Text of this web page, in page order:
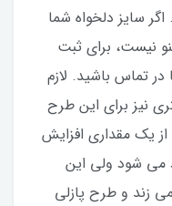
سایز دلخواه شما
نیست، برای ثبت
تماس باشید. لازم
است که ابعاد بزرگتر از ۱۲ متری نیز برای این طرح
یک مقداری افزایش
می شود ولی این
زند و طرح پازلی